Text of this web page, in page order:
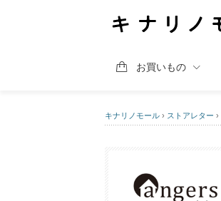
お買いもの
キナリノモール › ストアレター ›